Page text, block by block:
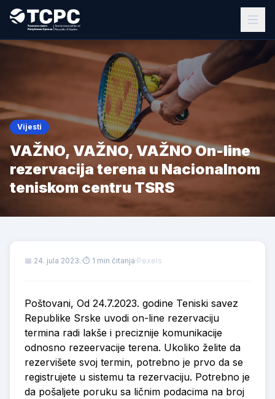
Vijesti
VAŽNO, VAŽNO, VAŽNO On-line
rezervacija terena u Nacionalnom
teniskom centru TSRS
📅 24. jula 2023.·⏱ 1 min čitanja·Pexels
Poštovani, Od 24.7.2023. godine Teniski savez
Republike Srske uvodi on-line rezervaciju
termina radi lakše i preciznije komunikacije
odnosno rezeervacije terena. Ukoliko želite da
rezervišete svoj termin, potrebno je prvo da se
registrujete u sistemu ta rezervaciju. Potrebno je
da pošaljete poruku sa ličnim podacima na broj